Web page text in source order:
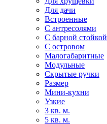
Для дачи
Встроенные
С антресолями
С барной стойкой
С островом
Малогабаритные
Модульные
Скрытые ручки
Размер
Мини-кухни
Узкие
3 кв. м.
5 кв. м.